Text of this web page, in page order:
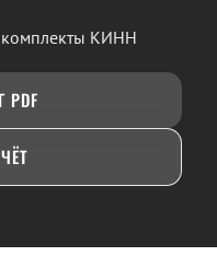
КИНН
PDF